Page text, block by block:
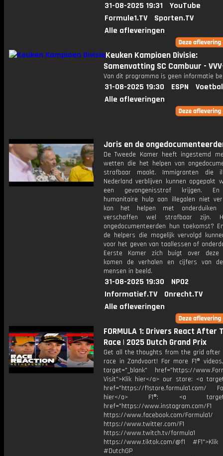
31-08-2025 19:31
YouTube
Formule1.TV
Sporten.TV
Alle afleveringen
Keuken Kampioen Divisie:
Samenvatting SC Cambuur -
Van dit programma is geen informatie
31-08-2025 19:30 ESPN
Alle afleveringen
Joris en de
De Tweede Kamer heeft ingestemd
wetten die het helpen van
strafbaar maakt. Immigranten die
Nederland verblijven kunnen opgepakt
een gevangenisstraf krijgen.
humanitaire hulp aan illegalen niet
kan het helpen met
verschaffen wel strafbaar zijn.
ongedocumenteerden hun toekomst?
de helpers die mogelijk vervolgd
voor het geven van taallessen of
Eerste Kamer zich buigt over deze
komen de verhalen en cijfers van
mensen in beeld.
31-08-2025 19:30
NPO2
Informatief.TV
Onrecht.TV
Alle afleveringen
FORMULA 1: Drivers React After
Race | 2025 Dutch Grand Prix
Get all the thoughts from the grid after
race in Zandvoort! For more F1®
target="_blank" href="https://
Visit">Klik hier</a> our store: <a
href="https://f1store.formula1.com/
hier</a> F1®: <a
href="https://www.instagram.com/F1
https://www.facebook.com/Formula1/
https://www.twitter.com/F1
https://www.twitch.tv/formula1
https://www.tiktok.com/@f1
#DutchGP